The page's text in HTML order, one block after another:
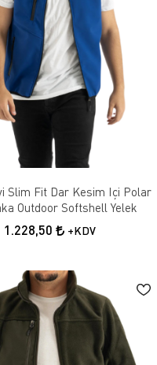
Slim Fit Dar Kesim Içi Polar
Outdoor Softshell Yelek
1.228,50 +KDV